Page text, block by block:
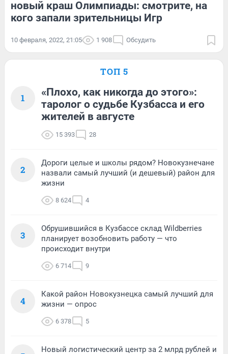
новый краш Олимпиады: смотрите, на
кого запали зрительницы Игр
10 февраля, 2022, 21:05 1 908 Обсудить
ТОП 5
1
«Плохо, как никогда до этого»:
таролог о судьбе Кузбасса и его
жителей в августе
15 393 28
2
Дороги целые и школы рядом? Новокузнечане
назвали самый лучший (и дешевый) район для
жизни
8 624 4
3
Обрушившийся в Кузбассе склад Wildberries
планирует возобновить работу — что
происходит внутри
6 714 9
4
Какой район Новокузнецка самый лучший для
жизни — опрос
6 378 5
Новый логистический центр за 2 млрд рублей и